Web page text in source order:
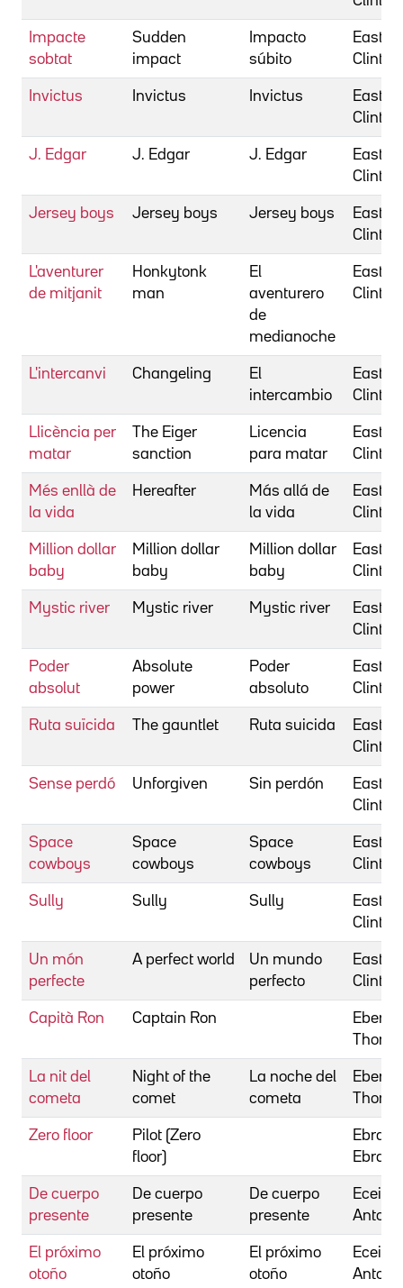
Impacte
sobtat
Sudden
impact
Impacto
súbito
Clint
Invictus Invictus Invictus
Clint
J. Edgar J. Edgar J. Edgar
Clint
Jersey boys Jersey boys Jersey boys
Clint
L'aventurer
de mitjanit
Honkytonk
man
El
aventurero
de
medianoche
Clint
L'intercanvi Changeling
El
intercambio
Clint
Llicència per
matar
The Eiger
sanction
Licencia
para matar
Clint
Més enllà de
la vida
Hereafter
Más allá de
la vida
Clint
Million dollar
baby
Million dollar
baby
Million dollar
baby
Clint
Mystic river Mystic river Mystic river
Clint
Poder
absolut
Absolute
power
Poder
absoluto
Clint
Ruta suïcida The gauntlet Ruta suicida
Clint
Sense perdó Unforgiven Sin perdón
Clint
Space
cowboys
Space
cowboys
Space
cowboys
Clint
Sully Sully Sully
Clint
Un món
perfecte
A perfect world
Un mundo
perfecto
Clint
Capità Ron Captain Ron
Thom
La nit del
cometa
Night of the
comet
La noche del
cometa
Thom
Zero floor
Pilot (Zero
floor)
De cuerpo
presente
De cuerpo
presente
De cuerpo
presente
Eceiza,
El próximo
otoño
El próximo
otoño
El próximo
otoño
Eceiza,